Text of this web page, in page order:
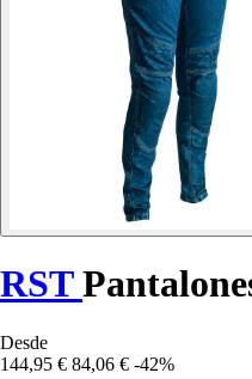
RST
Desde
144,95 € 84,06 € -42%